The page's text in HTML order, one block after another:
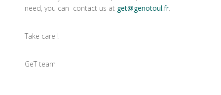
need, you can contact us at get@genotoul.fr.
Take care !
GeT team